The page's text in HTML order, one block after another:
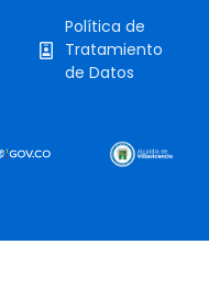
Política de
Tratamiento
de Datos